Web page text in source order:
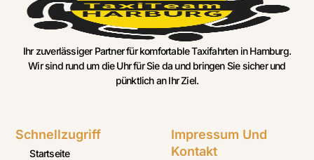
Ihr zuverlässiger Partner für komfortable Taxifahrten in Hamburg.
Wir sind rund um die Uhr für Sie da und bringen Sie sicher und
pünktlich an Ihr Ziel.
Schnellzugriff
Startseite
Impressum Und
Kontakt